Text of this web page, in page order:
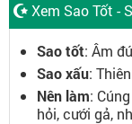
Xem Sao Tốt -
Sao tốt: Âm
Sao xấu:
Nên làm:
hỏi, cưới gả,